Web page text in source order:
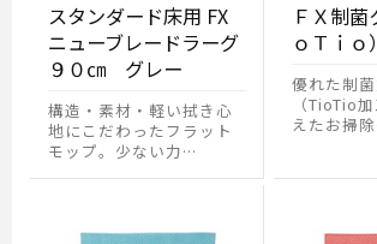
スタンダード床用 FX
ニューブレードラーグ
９０㎝ グレー
構造・素材・軽い拭き心
地にこだわったフラット
モップ。少ない力…
ＦＸ制菌
ｏＴｉｏ
優れた制
（TioTio
えたお掃